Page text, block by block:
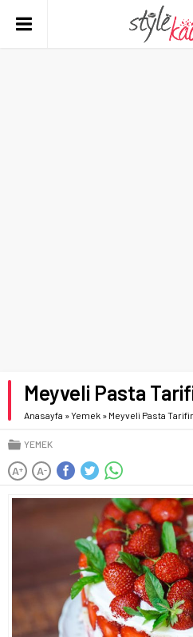
Meyveli Pasta
Anasayfa »Yemek » Meyveli Pasta
YEMEK
A+ A-